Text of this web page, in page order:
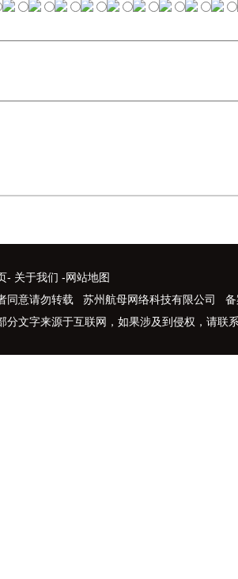
- 关于我们 -网站地图
同意请勿转载 苏州航母网络科技有限公司 备
分文字来源于互联网，如果涉及到侵权，请联